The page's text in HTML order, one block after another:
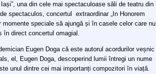
una din cele mai spectaculoase săli de teatru din
spectaculos, concertul extraordinar „In Honorem
momente speciale să ajungă și în casele celor care nu
în direct concertul omagial.
Eugen Doga că este autorul acordurilor veșnic
el, Eugen Doga, descoperind lumii întregi un nume
unul dintre cei mai importanți compozitori în viață.